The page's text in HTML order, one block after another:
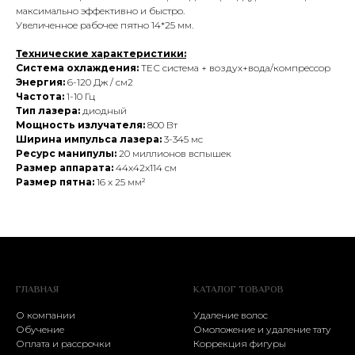
максимально эффективно и быстро.
Увеличенное рабочее пятно 14*25 мм.
Технические характеристики:
Система охлаждения: ТЕС система + воздух+вода/компрессор
Энергия: 6-120 Дж / см2
Частота: 1-10 Гц
Тип лазера: диодный
Мощность излучателя: 800 Вт
Ширина импульса лазера: 3-345 мс
Ресурс манипулы: 20 миллионов вспышек
Размер аппарата: 44х42х114 см
Размер пятна: 16 х 25 мм²
ГЛАВНАЯ
О компании
Обучение
Оплата и рассрочки
КАТАЛОГ ТОВАРОВ
Удаление волос
Омоложение и удаление тату
Коррекция фигуры